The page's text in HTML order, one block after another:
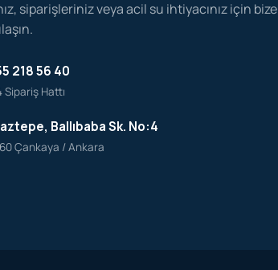
siparişleriniz veya acil su ihtiyacınız için bize
218 56 40
Sipariş Hattı
Ballıbaba Sk. No:4
Çankaya / Ankara